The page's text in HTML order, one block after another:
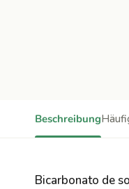
Beschreibung
Bicarbonato de